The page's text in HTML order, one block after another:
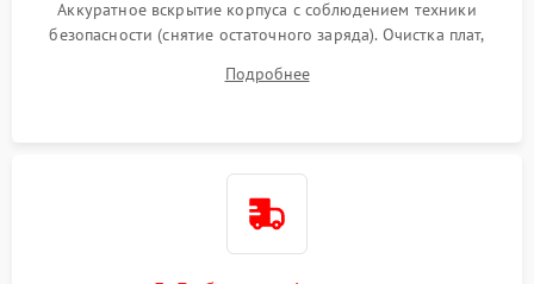
Аккуратное вскрытие корпуса с соблюдением техники
безопасности (снятие остаточного заряда). Очистка плат,
и кистей для предотвращения перегрева и замыканий.
Подробнее